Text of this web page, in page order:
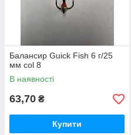
Балансир Guick Fish 6 г/25
мм col 8
В наявності
63,70 ₴
Купити